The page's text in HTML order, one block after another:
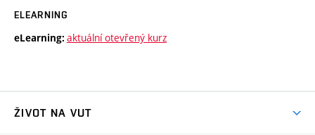
ELEARNING
eLearning: aktuální otevřený kurz
ŽIVOT NA VUT